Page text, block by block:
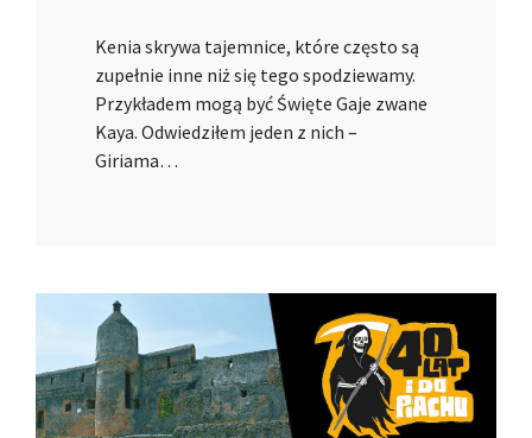
Kenia skrywa tajemnice, które często są
zupełnie inne niż się tego spodziewamy.
Przykładem mogą być Święte Gaje zwane
Kaya. Odwiedziłem jeden z nich –
Giriama…